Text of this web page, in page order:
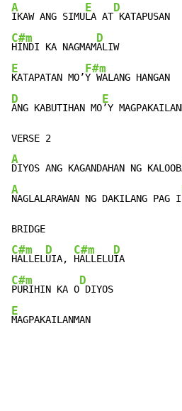
A
IKAW ANG SIMU
E
LA AT
D
C#m
HINDI KA NAGMAM
D
E
KATAPATAN MO’
F#m
D
ANG KABUTIHAN MO
E
’Y
A
DIYOS ANG KAGANDAHAN NG
A
NAGLALARAWAN NG DAKILANG PAG I
C#m
HALLEL
D
UIA,
C#m
HALLELU
D
C#m
PURIHIN KA O
D
E
MAGPAKAILANMAN